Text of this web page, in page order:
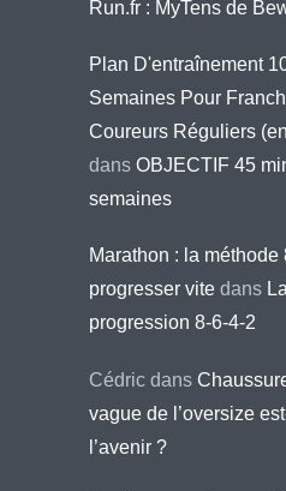
Run.fr : MyTens de
Plan D'entraînement
Semaines Pour
Coureurs Réguliers
dans OBJECTIF 45
semaines
Marathon : la méthode
progresser vite dans
progression 8-6-4-2
Cédric dans
vague de l’oversize
l’avenir ?